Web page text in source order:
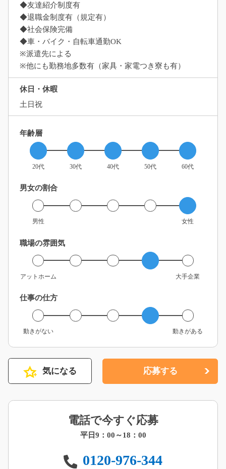
◆友達紹介制度有
◆退職金制度有（規定有）
◆社会保険完備
◆車・バイク・自転車通勤OK
※派遣先による
※他にも勤務地多数有（家具・家電つき寮も有）
休日・休暇
土日祝
年齢層
20代 30代 40代 50代 60代
男女の割合
男性 女性
職場の雰囲気
アットホーム 大手企業
仕事の仕方
動きがない 動きがある
気になる 応募する
電話で今すぐ応募
平日9：00～18：00
0120-976-344